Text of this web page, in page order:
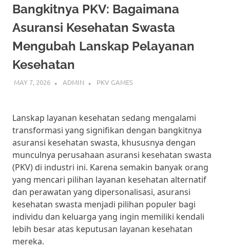
dengan
dan
mudah.
Ikuti
panduan
untuk
dan
menangkan
hadiah
setiap
hari.
Bangkitnya PKV: Bagaimana
Asuransi Kesehatan Swasta
Mengubah Lanskap Pelayanan
Kesehatan
MAY 7, 2026 ADMIN PKV GAMES
Lanskap layanan kesehatan sedang mengalami
transformasi yang signifikan dengan bangkitnya
asuransi kesehatan swasta, khususnya dengan
munculnya perusahaan asuransi kesehatan swasta
(PKV) di industri ini. Karena semakin banyak orang
yang mencari pilihan layanan kesehatan alternatif
dan perawatan yang dipersonalisasi, asuransi
kesehatan swasta menjadi pilihan populer bagi
individu dan keluarga yang ingin memiliki kendali
lebih besar atas keputusan layanan kesehatan
mereka.